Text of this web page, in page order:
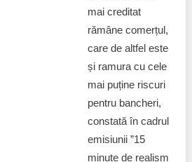
mai creditat
rămâne comerțul,
care de altfel este
și ramura cu cele
mai puține riscuri
pentru bancheri,
constată în cadrul
emisiunii ”15
minute de realism